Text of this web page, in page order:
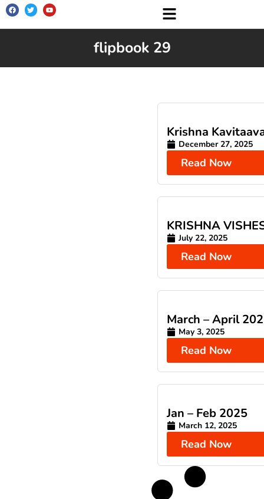
flipbook 29
Krishna
December 27, 2025
Read Now
KRISHNA
July 22, 2025
Read Now
March – April
May 3, 2025
Read Now
Jan – Feb 2025
March 12, 2025
Read Now